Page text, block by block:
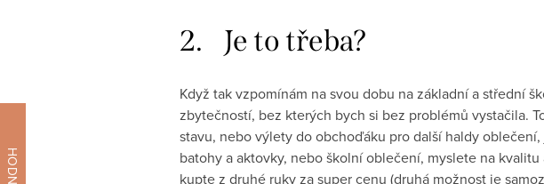
2. Je to třeba?
Když tak vzpomínám na svou dobu na základní a střední
zbytečností, bez kterých bych si bez problémů vystačila.
stavu, nebo výlety do obchoďáku pro další haldy
batohy a aktovky, nebo školní oblečení, myslete na
kupte z druhé ruky za super cenu (druhá možnost je